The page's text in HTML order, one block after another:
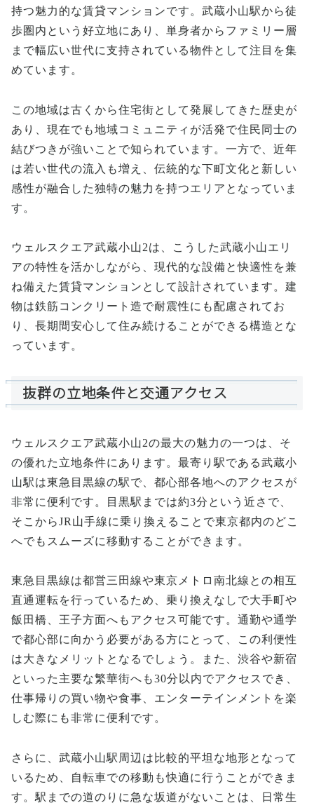
持つ魅力的な賃貸マンションです。武蔵小山駅から徒
歩圏内という好立地にあり、単身者からファミリー層
まで幅広い世代に支持されている物件として注目を集
めています。
この地域は古くから住宅街として発展してきた歴史が
あり、現在でも地域コミュニティが活発で住民同士の
結びつきが強いことで知られています。一方で、近年
は若い世代の流入も増え、伝統的な下町文化と新しい
感性が融合した独特の魅力を持つエリアとなっていま
す。
ウェルスクエア武蔵小山2は、こうした武蔵小山エリ
アの特性を活かしながら、現代的な設備と快適性を兼
ね備えた賃貸マンションとして設計されています。建
物は鉄筋コンクリート造で耐震性にも配慮されてお
り、長期間安心して住み続けることができる構造とな
っています。
抜群の立地条件と交通アクセス
ウェルスクエア武蔵小山2の最大の魅力の一つは、そ
の優れた立地条件にあります。最寄り駅である武蔵小
山駅は東急目黒線の駅で、都心部各地へのアクセスが
非常に便利です。目黒駅までは約3分という近さで、
そこからJR山手線に乗り換えることで東京都内のどこ
へでもスムーズに移動することができます。
東急目黒線は都営三田線や東京メトロ南北線との相互
直通運転を行っているため、乗り換えなしで大手町や
飯田橋、王子方面へもアクセス可能です。通勤や通学
で都心部に向かう必要がある方にとって、この利便性
は大きなメリットとなるでしょう。また、渋谷や新宿
といった主要な繁華街へも30分以内でアクセスでき、
仕事帰りの買い物や食事、エンターテインメントを楽
しむ際にも非常に便利です。
さらに、武蔵小山駅周辺は比較的平坦な地形となって
いるため、自転車での移動も快適に行うことができま
す。駅までの道のりに急な坂道がないことは、日常生